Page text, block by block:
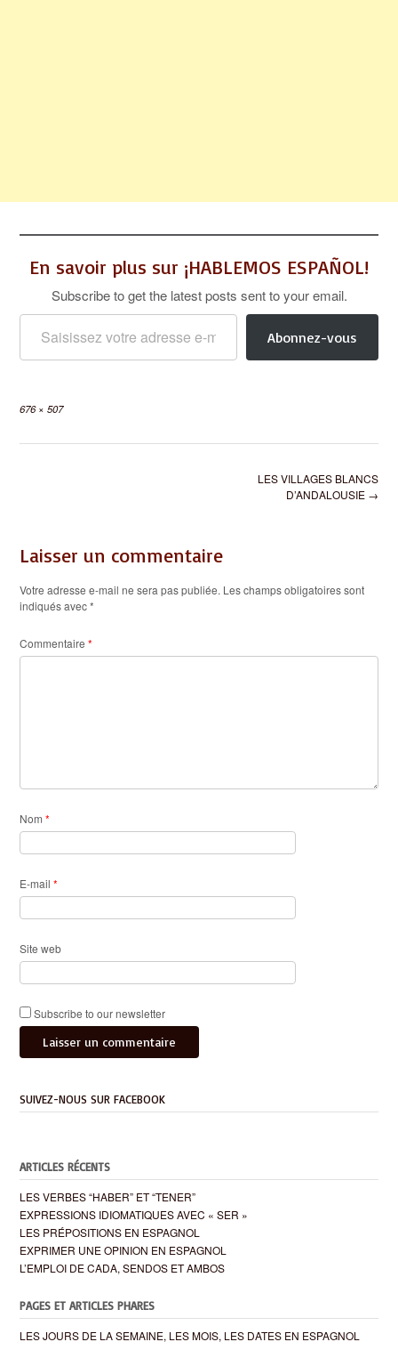
En savoir plus sur ¡HABLEMOS ESPAÑOL!
Subscribe to get the latest posts sent to your email.
Saisissez votre adresse e-mail…
Abonnez-vous
Full
676 × 507
LES VILLAGES BLANCS
D’ANDALOUSIE →
Laisser un commentaire
Votre adresse e-mail ne sera pas publiée. Les champs obligatoires sont
indiqués avec*
Commentaire *
Nom *
E-mail *
Site web
Subscribe to our newsletter
SUIVEZ-NOUS SUR FACEBOOK
ARTICLES RÉCENTS
LES VERBES “HABER” ET “TENER”
EXPRESSIONS IDIOMATIQUES AVEC « SER »
LES PRÉPOSITIONS EN ESPAGNOL
EXPRIMER UNE OPINION EN ESPAGNOL
L’EMPLOI DE CADA, SENDOS ET AMBOS
PAGES ET ARTICLES PHARES
LES JOURS DE LA SEMAINE, LES MOIS, LES DATES EN ESPAGNOL